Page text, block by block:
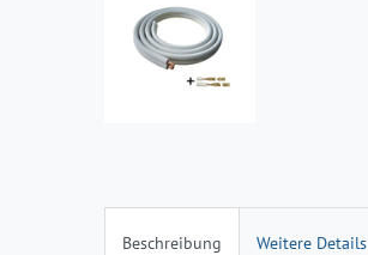
Beschreibung Weitere Details